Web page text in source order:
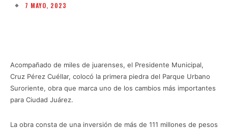
7 MAYO, 2023
Acompañado de miles de juarenses, el Presidente Municipal,
Cruz Pérez Cuéllar, colocó la primera piedra del Parque Urbano
Suroriente, obra que marca uno de los cambios más importantes
para Ciudad Juárez.
La obra consta de una inversión de más de 111 millones de pesos